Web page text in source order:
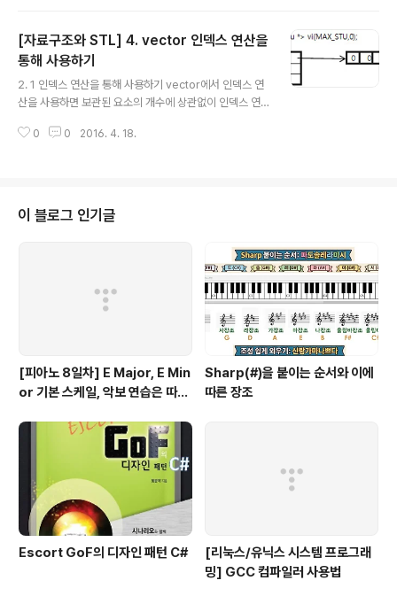
//포맷에 맞게 버퍼에 내용을 정수로 변환 return num; } strin..
[자료구조와 STL] 4. vector 인덱스 연산을
통해 사용하기
2. 1 인덱스 연산을 통해 사용하기 vector에서 인덱스 연
산을 사용하면 보관된 요소의 개수에 상관없이 인덱스 연
점을 사용하기 위해서는 보관할 요소의 특정 키를 특정 알
인덱스 연산을 통해 사용하면 효과적입니다. 그리고 특정
키를 입력 인자로 받았을 때 알고리즘을 통해 얻어온 인덱
스 연산을 통해 vector를 사용하면 vector 생성 시에 저
장소의 크기를 최대값으로 하고 모든 원소를 초기값으로
설정해야 합니다. 사실 ..
0 0 2016. 4. 18.
이 블로그 인기글
[피아노 8일차] E Major, E Min
or 기본 스케일, 악보 연습은 따라
Sharp(#)을 붙이는 순서와 이에
따른 장조
Escort GoF의 디자인 패턴 C#
[리눅스/유닉스 시스템 프로그래
밍] GCC 컴파일러 사용법